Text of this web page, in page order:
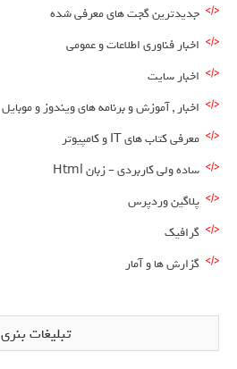
جدیدترین گجت های معرفی شده
اخبار فناوری اطلاعات و عمومی
اخبار سایت
اخبار , آموزش و برنامه های ویندوز و موبایل
معرفی کتاب های IT و کامپیوتر
ساده ولی کاربردی – زبان Html
پلاگین وردپرس
گرافیک
گزارش ها و آمار
تبلیغات بنری